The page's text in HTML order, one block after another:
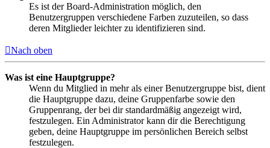
Es ist der Board-Administration möglich, den
Benutzergruppen verschiedene Farben zuzuteilen, so dass
deren Mitglieder leichter zu identifizieren sind.
Nach oben
Was ist eine Hauptgruppe?
Wenn du Mitglied in mehr als einer Benutzergruppe bist, dient
die Hauptgruppe dazu, deine Gruppenfarbe sowie den
Gruppenrang, der bei dir standardmäßig angezeigt wird,
festzulegen. Ein Administrator kann dir die Berechtigung
geben, deine Hauptgruppe im persönlichen Bereich selbst
festzulegen.